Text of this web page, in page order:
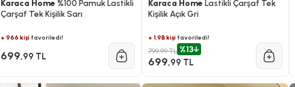
Karaca Home %100 Pamuk Lastikli
Çarşaf Tek Kişilik Sarı
+ 966 kişifavoriledi!
699,99 TL
Karaca Home Lastikli Çarşaf Tek
Kişilik Açık Gri
+ 1.9B kişifavoriledi!
799,99 TL %13
699,99 TL